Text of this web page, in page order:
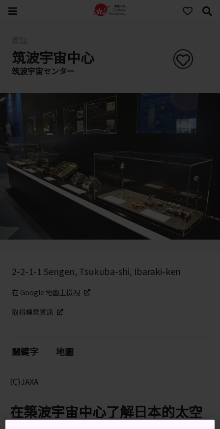
筑波宇宙中心
筑波宇宙センター
2-2-1-1 Sengen, Tsukuba-shi, Ibaraki-ken
在 Google 地圖上檢視
取得轉乘資訊
關鍵字 地圖
(C)JAXA
在築波宇宙中心了解日本的太空